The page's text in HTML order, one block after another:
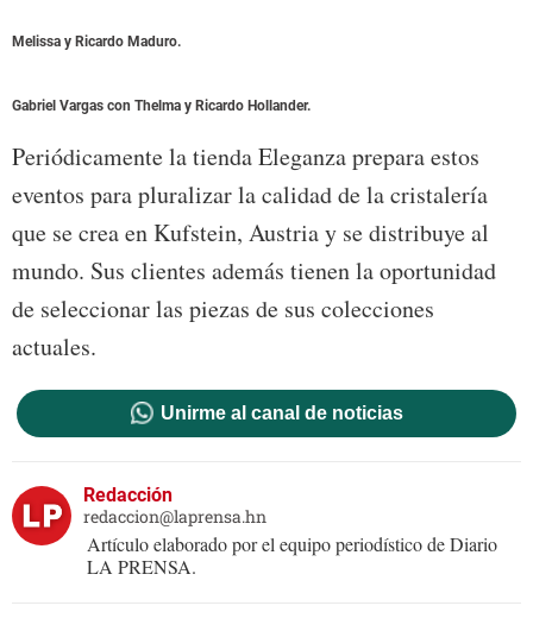
Melissa y Ricardo Maduro.
Gabriel Vargas con Thelma y Ricardo Hollander.
Periódicamente la tienda Eleganza prepara estos
eventos para pluralizar la calidad de la cristalería
que se crea en Kufstein, Austria y se distribuye al
mundo. Sus clientes además tienen la oportunidad
de seleccionar las piezas de sus colecciones
actuales.
Unirme al canal de noticias
Redacción
redaccion@laprensa.hn
Artículo elaborado por el equipo periodístico de Diario
LA PRENSA.